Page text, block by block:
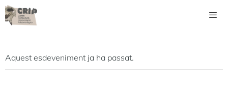
Vés
al
contingut
Aquest esdeveniment ja ha passat.